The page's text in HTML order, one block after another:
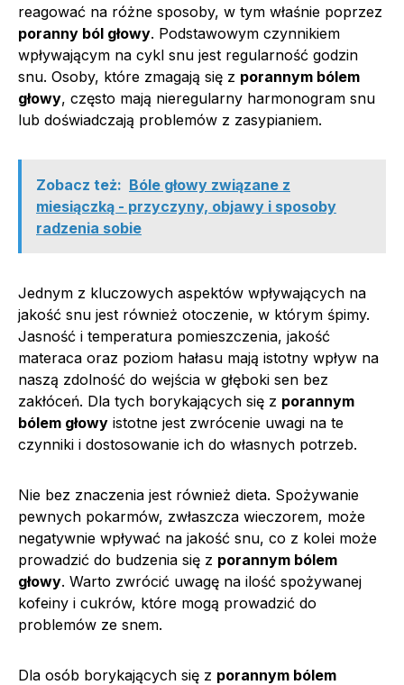
reagować na różne sposoby, w tym właśnie poprzez
poranny ból głowy. Podstawowym czynnikiem
wpływającym na cykl snu jest regularność godzin
snu. Osoby, które zmagają się z porannym bólem
głowy, często mają nieregularny harmonogram snu
lub doświadczają problemów z zasypianiem.
Zobacz też: Bóle głowy związane z
miesiączką - przyczyny, objawy i sposoby
radzenia sobie
Jednym z kluczowych aspektów wpływających na
jakość snu jest również otoczenie, w którym śpimy.
Jasność i temperatura pomieszczenia, jakość
materaca oraz poziom hałasu mają istotny wpływ na
naszą zdolność do wejścia w głęboki sen bez
zakłóceń. Dla tych borykających się z porannym
bólem głowy istotne jest zwrócenie uwagi na te
czynniki i dostosowanie ich do własnych potrzeb.
Nie bez znaczenia jest również dieta. Spożywanie
pewnych pokarmów, zwłaszcza wieczorem, może
negatywnie wpływać na jakość snu, co z kolei może
prowadzić do budzenia się z porannym bólem
głowy. Warto zwrócić uwagę na ilość spożywanej
kofeiny i cukrów, które mogą prowadzić do
problemów ze snem.
Dla osób borykających się z porannym bólem